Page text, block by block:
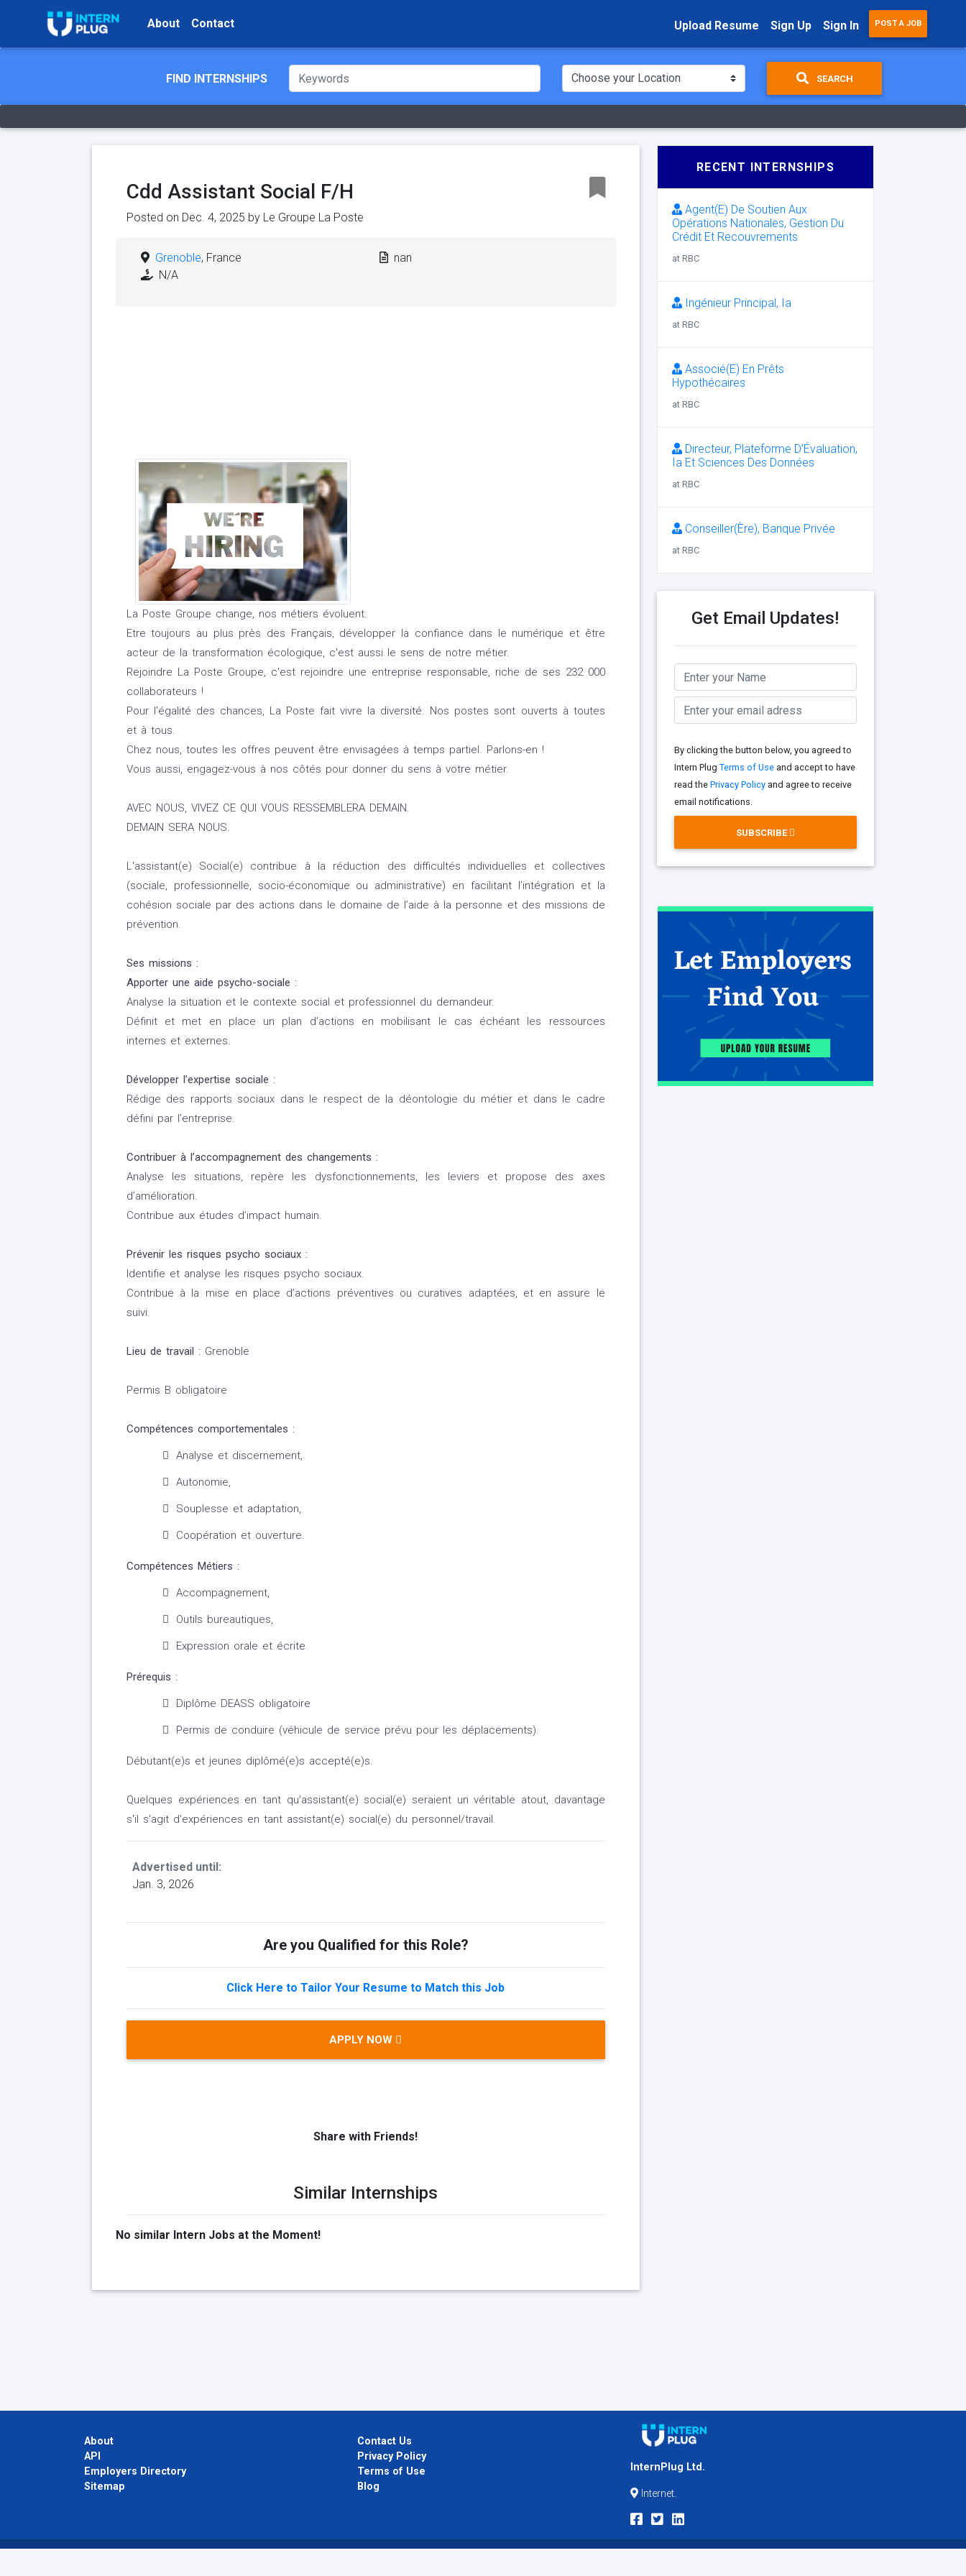
About Contact Upload Resume Sign Up Sign In POST A JOB
FIND INTERNSHIPS SEARCH
Cdd Assistant Social F/H
Posted on Dec. 4, 2025 by Le Groupe La Poste
Grenoble, France
N/A
nan
La Poste Groupe change, nos métiers évoluent.
Etre toujours au plus près des Français, développer la confiance dans le numérique et être
acteur de la transformation écologique, c'est aussi le sens de notre métier.
Rejoindre La Poste Groupe, c'est rejoindre une entreprise responsable, riche de ses 232 000
collaborateurs !
Pour l'égalité des chances, La Poste fait vivre la diversité. Nos postes sont ouverts à toutes
et à tous.
Chez nous, toutes les offres peuvent être envisagées à temps partiel. Parlons-en !
Vous aussi, engagez-vous à nos côtés pour donner du sens à votre métier.
AVEC NOUS, VIVEZ CE QUI VOUS RESSEMBLERA DEMAIN.
DEMAIN SERA NOUS.
L'assistant(e) Social(e) contribue à la réduction des difficultés individuelles et collectives
(sociale, professionnelle, socio-économique ou administrative) en facilitant l’intégration et la
cohésion sociale par des actions dans le domaine de l’aide à la personne et des missions de
prévention.
Ses missions :
Apporter une aide psycho-sociale :
Analyse la situation et le contexte social et professionnel du demandeur.
Définit et met en place un plan d’actions en mobilisant le cas échéant les ressources
internes et externes.
Développer l’expertise sociale :
Rédige des rapports sociaux dans le respect de la déontologie du métier et dans le cadre
défini par l’entreprise.
Contribuer à l’accompagnement des changements :
Analyse les situations, repère les dysfonctionnements, les leviers et propose des axes
d’amélioration.
Contribue aux études d’impact humain.
Prévenir les risques psycho sociaux :
Identifie et analyse les risques psycho sociaux.
Contribue à la mise en place d’actions préventives ou curatives adaptées, et en assure le
suivi.
Lieu de travail : Grenoble
Permis B obligatoire
Compétences comportementales :
Analyse et discernement,
Autonomie,
Souplesse et adaptation,
Coopération et ouverture.
Compétences Métiers :
Accompagnement,
Outils bureautiques,
Expression orale et écrite.
Prérequis :
Diplôme DEASS obligatoire
Permis de conduire (véhicule de service prévu pour les déplacements).
Débutant(e)s et jeunes diplômé(e)s accepté(e)s.
Quelques expériences en tant qu'assistant(e) social(e) seraient un véritable atout, davantage
s'il s'agit d'expériences en tant assistant(e) social(e) du personnel/travail.
Advertised until:
Jan. 3, 2026
Are you Qualified for this Role?
Click Here to Tailor Your Resume to Match this Job
APPLY NOW
Share with Friends!
Similar Internships
No similar Intern Jobs at the Moment!
RECENT INTERNSHIPS
Agent(E) De Soutien Aux
Opérations Nationales, Gestion Du
Crédit Et Recouvrements
at RBC
Ingénieur Principal, Ia
at RBC
Associé(E) En Prêts
Hypothécaires
at RBC
Directeur, Plateforme D’Évaluation,
Ia Et Sciences Des Données
at RBC
Conseiller(Ère), Banque Privée
at RBC
Get Email Updates!
By clicking the button below, you agreed to
Intern Plug Terms of Useand accept to have
read the Privacy Policyand agree to receive
email notifications.
SUBSCRIBE
About
API
Employers Directory
Sitemap
Contact Us
Privacy Policy
Terms of Use
Blog
InternPlug Ltd.
Internet.